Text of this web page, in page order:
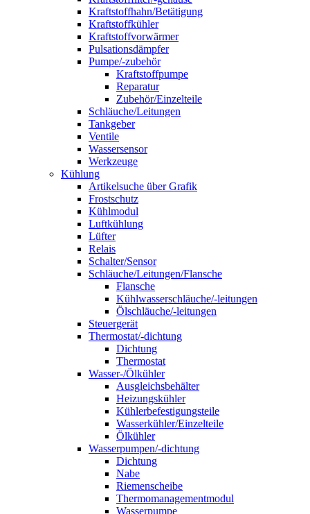
Kraftstoffhahn/Betätigung
Kraftstoffkühler
Kraftstoffvorwärmer
Pulsationsdämpfer
Pumpe/-zubehör
Kraftstoffpumpe
Reparatur
Zubehör/Einzelteile
Schläuche/Leitungen
Tankgeber
Ventile
Wassersensor
Werkzeuge
Kühlung
Artikelsuche über Grafik
Frostschutz
Kühlmodul
Luftkühlung
Lüfter
Relais
Schalter/Sensor
Schläuche/Leitungen/Flansche
Flansche
Kühlwasserschläuche/-leitungen
Ölschläuche/-leitungen
Steuergerät
Thermostat/-dichtung
Dichtung
Thermostat
Wasser-/Ölkühler
Ausgleichsbehälter
Heizungskühler
Kühlerbefestigungsteile
Wasserkühler/Einzelteile
Ölkühler
Wasserpumpen/-dichtung
Dichtung
Nabe
Riemenscheibe
Thermomanagementmodul
Wasserpumpe